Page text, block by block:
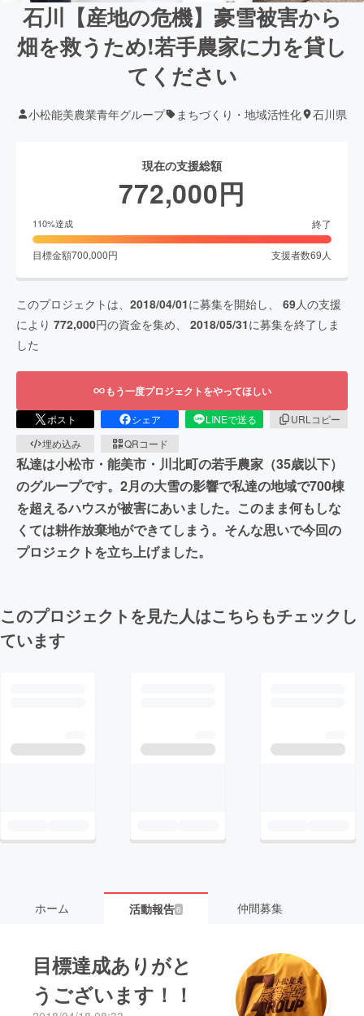
石川【産地の危機】豪雪被害から
畑を救うため!若手農家に力を貸し
てください
小松能美農業青年グループ まちづくり・地域活性化 石川県
現在の支援総額
772,000円
110%達成 終了
目標金額700,000円 支援者数69 人
このプロジェクトは、 2018/04/01に募集を開始し、 69人の支援
により 772,000円の資金を集め、 2018/05/31に募集を終了しま
した
もう一度プロジェクトをやってほしい
ポスト シェア LINEで送る
URLコピー
埋め込み
QRコード
私達は小松市・能美市・川北町の若手農家（35歳以下）
のグループです。2月の大雪の影響で私達の地域で700棟
を超えるハウスが被害にあいました。このまま何もしな
くては耕作放棄地ができてしまう。そんな思いで今回の
プロジェクトを立ち上げました。
このプロジェクトを見た人はこちらもチェックし
ています
ホーム 活動報告6 仲間募集
目標達成ありがと
うございます！！